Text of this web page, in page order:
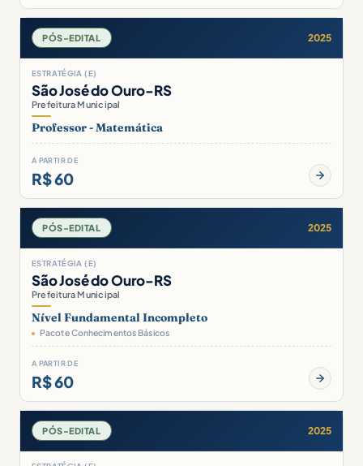
PÓS-EDITAL 2025
ESTRATÉGIA (E)
São José do Ouro-RS
Prefeitura Municipal
Professor - Matemática
A PARTIR DE
R$ 60
PÓS-EDITAL 2025
ESTRATÉGIA (E)
São José do Ouro-RS
Prefeitura Municipal
Nível Fundamental Incompleto
Pacote Conhecimentos Básicos
A PARTIR DE
R$ 60
PÓS-EDITAL 2025